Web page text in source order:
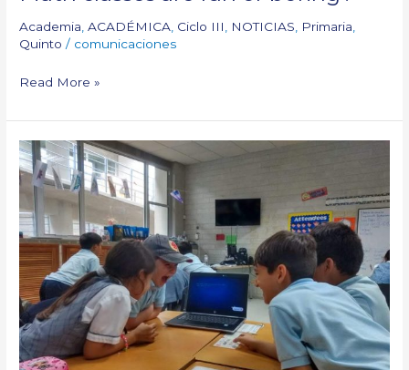
Academia ,ACADÉMICA Ciclo III NOTICIAS Primaria
Quinto / comunicaciones
Read More »
Con
tecnología:
2º
Grado
aprende
Math
divertidamente